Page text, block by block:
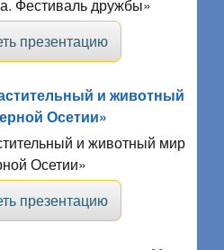
Фестиваль дружбы»
презентацию
и животный
Осетии»
и животный мир
Осетии»
презентацию